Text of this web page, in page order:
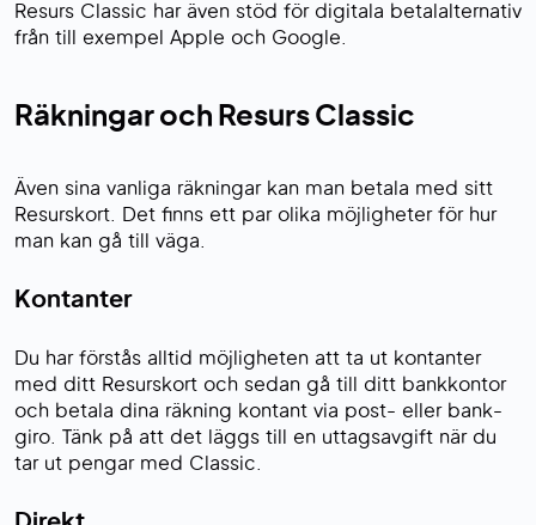
Resurs Classic har även stöd för digitala betalalternativ
från till exempel Apple och Google.
Räkningar och Resurs Classic
Även sina vanliga räkningar kan man betala med sitt
Resurskort. Det finns ett par olika möjligheter för hur
man kan gå till väga.
Kontanter
Du har förstås alltid möjligheten att ta ut kontanter
med ditt Resurskort och sedan gå till ditt bankkontor
och betala dina räkning kontant via post- eller bank-
giro. Tänk på att det läggs till en uttagsavgift när du
tar ut pengar med Classic.